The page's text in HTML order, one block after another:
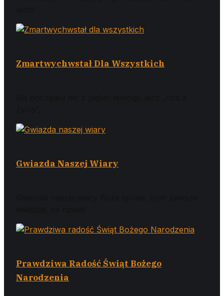
Zmartwychwstał Dla Wszystkich
Gwiazda Naszej Wiary
Prawdziwa Radość Świąt Bożego
Narodzenia